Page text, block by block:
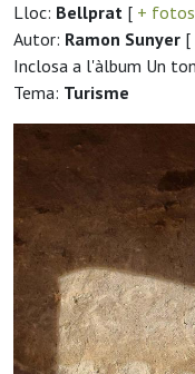
Lloc: Bellprat [ +
Autor: Ramon Sunyer [
Inclosa a l'àlbum Un
Tema: Turisme